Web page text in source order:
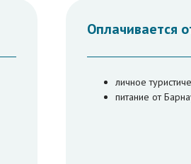
Оплачивается
личное
питание от